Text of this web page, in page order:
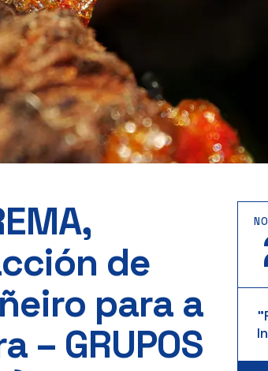
de
para a
GRUPOS